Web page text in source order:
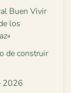
Buen Vivir
los
de construir
2026